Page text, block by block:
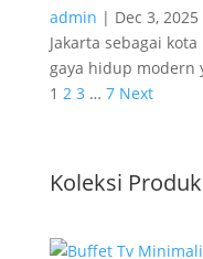
admin | Dec 3, 2025
Jakarta sebagai
gaya hidup modern
1 2 3 … 7 Next
Koleksi Produk